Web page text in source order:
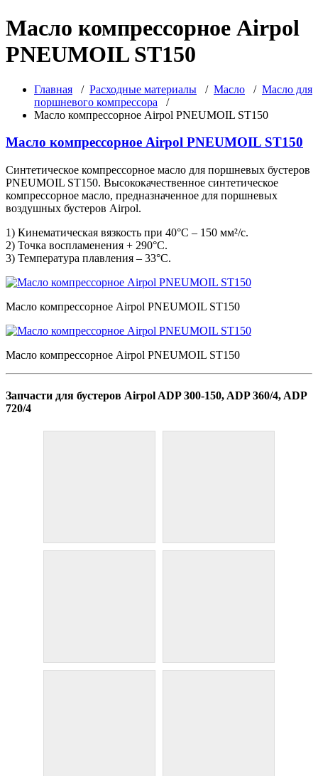
Масло компрессорное Airpol
PNEUMOIL ST150
Главная / Расходные материалы / Масло / Масло для
поршневого компрессора /
Масло компрессорное Airpol PNEUMOIL ST150
Масло компрессорное Airpol PNEUMOIL ST150
Синтетическое компрессорное масло для поршневых бустеров
PNEUMOIL ST150. Высококачественное синтетическое
компрессорное масло, предназначенное для поршневых
воздушных бустеров Airpol.
1) Кинематическая вязкость при 40°C – 150 мм²/с.
2) Точка воспламенения + 290°C.
3) Температура плавления – 33°C.
Масло компрессорное Airpol PNEUMOIL ST150
Масло компрессорное Airpol PNEUMOIL ST150
Запчасти для бустеров Airpol ADP 300-150, ADP 360/4, ADP
720/4